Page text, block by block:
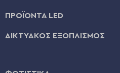
ΠΡΟΪΟΝΤΑ LED
ΔΙΚΤΥΑΚΟΣ ΕΞΟΠΛΙΣΜΟΣ